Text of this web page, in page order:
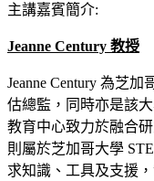
主講嘉賓簡介:
Jeanne Century 教授
Jeanne Century 為芝
估總監，同時亦是該
教育中心致力於融合
則屬於芝加哥大學
求知識、工具及支援